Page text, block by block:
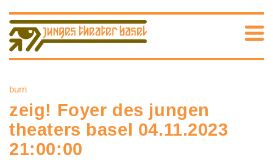
burri
zeig! Foyer des jungen
theaters basel 04.11.2023
21:00:00